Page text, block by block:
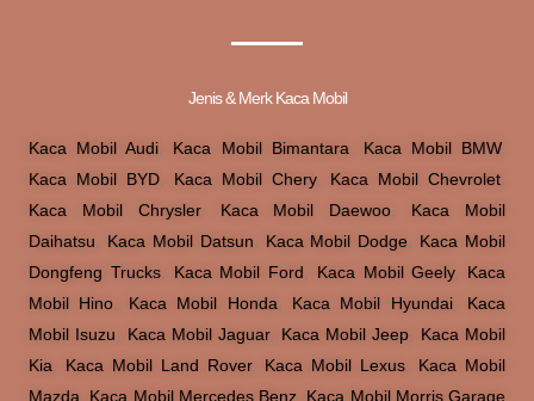
Jenis & Merk Kaca Mobil
Kaca Mobil Audi Kaca Mobil Bimantara Kaca Mobil BMW,
Kaca Mobil BYD
Kaca Mobil Chery, Kaca Mobil Chevrolet
Kaca Mobil Chrysler, Kaca Mobil Daewoo
Kaca Mobil
Daihatsu
Kaca Mobil Datsun Kaca Mobil Dodge
Kaca Mobil
Dongfeng Trucks, Kaca Mobil Ford Kaca Mobil Geely, Kaca
Mobil Hino
Kaca Mobil Honda Kaca Mobil Hyundai, Kaca
Mobil Isuzu
Kaca Mobil Jaguar, Kaca Mobil Jeep
Kaca Mobil
Kia
Kaca Mobil Land Rover, Kaca Mobil Lexus
Kaca Mobil
Mazda
Kaca Mobil Mercedes Benz Kaca Mobil Morris Garage